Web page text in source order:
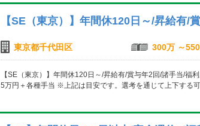
【SE（東京）】年間休120日～/昇給有/
東京都千代田区 300万 ～
【SE（東京）】年間休120日～/昇給有/賞与年2回/諸手当/
5万円＋各種手当 ※上記は目安です。選考を通じて上下する